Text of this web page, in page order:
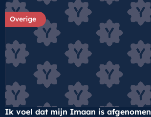
Overige
Ik voel dat mijn Imaan is afgenomen